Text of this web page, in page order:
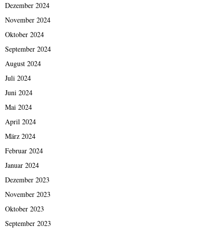
Dezember 2024
November 2024
Oktober 2024
September 2024
August 2024
Juli 2024
Juni 2024
Mai 2024
April 2024
März 2024
Februar 2024
Januar 2024
Dezember 2023
November 2023
Oktober 2023
September 2023